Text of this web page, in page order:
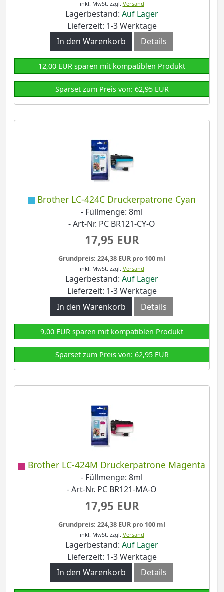
inkl. MwSt. zzgl. Versand
Lagerbestand: Auf Lager
Lieferzeit: 1-3 Werktage
In den Warenkorb
Details
12,00 EUR sparen mit kompatiblen Produkt
Sparset zum Preis von: 62,95 EUR
Brother LC-424C Druckerpatrone Cyan
- Füllmenge: 8ml
- Art-Nr. PC BR121-CY-O
17,95 EUR
Grundpreis: 224,38 EUR pro 100 ml
inkl. MwSt. zzgl. Versand
Lagerbestand: Auf Lager
Lieferzeit: 1-3 Werktage
In den Warenkorb
Details
9,00 EUR sparen mit kompatiblen Produkt
Sparset zum Preis von: 62,95 EUR
Brother LC-424M Druckerpatrone Magenta
- Füllmenge: 8ml
- Art-Nr. PC BR121-MA-O
17,95 EUR
Grundpreis: 224,38 EUR pro 100 ml
inkl. MwSt. zzgl. Versand
Lagerbestand: Auf Lager
Lieferzeit: 1-3 Werktage
In den Warenkorb
Details